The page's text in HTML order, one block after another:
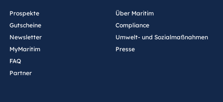
Prospekte
Gutscheine
Newsletter
MyMaritim
FAQ
Partner
Über Maritim
Compliance
Umwelt- und Sozialmaßnahmen
Presse